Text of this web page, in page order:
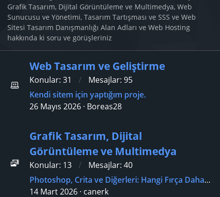
Grafik Tasarım, Dijital Görüntüleme ve Multimedya, Web
Sunucusu ve Yönetimi, Tasarım Tartışması ve SSS ve Web
Sitesi Tasarım Danışmanlığı Alan Adları ve Web Hosting
hakkında ki soru ve görüşleriniz
Web Tasarım ve Geliştirme
Konular 31 Mesajlar 95
Kendi sitem için yaptığım proje.
26 Mayıs 2026 Boreas28
Grafik Tasarım, Dijital
Görüntüleme ve Multimedya
Konular 13 Mesajlar 40
Photoshop, Crita ve Diğerleri: Hangi Fırça Daha İyi?
14 Mart 2026 canerk